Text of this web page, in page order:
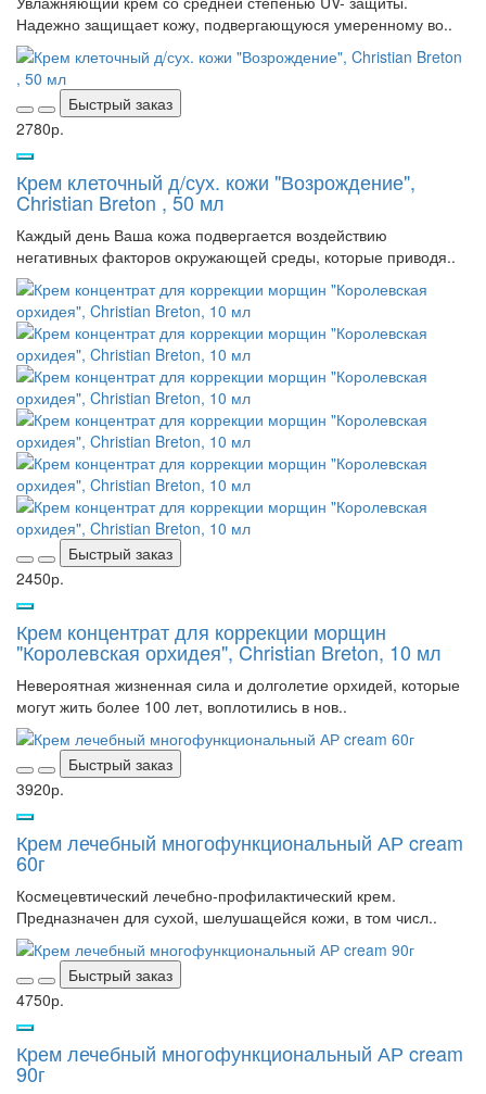
Надежно защищает кожу, подвергающуюся умеренному во..
Быстрый заказ
2780р.
Крем клеточный д/сух. кожи "Возрождение",
Christian Breton , 50 мл
Каждый день Ваша кожа подвергается воздействию
негативных факторов окружающей среды, которые приводя..
Быстрый заказ
2450р.
Крем концентрат для коррекции морщин
"Королевская орхидея", Christian Breton, 10 мл
Невероятная жизненная сила и долголетие орхидей, которые
могут жить более 100 лет, воплотились в нов..
Быстрый заказ
3920р.
Крем лечебный многофункциональный АР cream
60г
Космецевтический лечебно-профилактический крем.
Предназначен для сухой, шелушащейся кожи, в том числ..
Быстрый заказ
4750р.
Крем лечебный многофункциональный АР cream
90г